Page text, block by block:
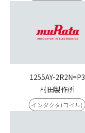
1255AY-2R2N=P3
村田製作所
インダクタ(コイル)